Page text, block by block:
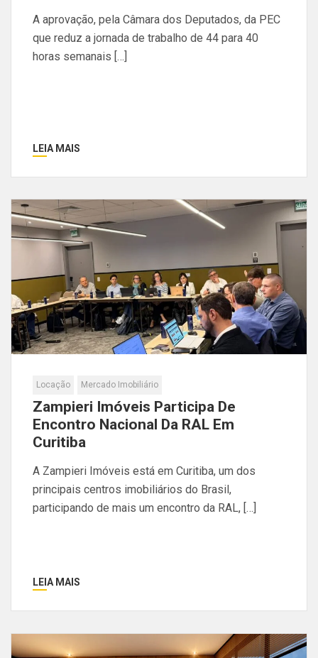
A aprovação, pela Câmara dos Deputados, da PEC
que reduz a jornada de trabalho de 44 para 40
horas semanais […]
LEIA MAIS
Locação Mercado Imobiliário
Zampieri Imóveis Participa De
Encontro Nacional Da RAL Em
Curitiba
A Zampieri Imóveis está em Curitiba, um dos
principais centros imobiliários do Brasil,
participando de mais um encontro da RAL, […]
LEIA MAIS